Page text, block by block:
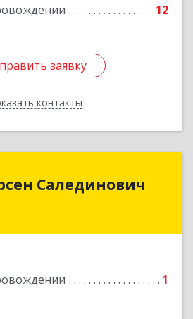
12
заявку
контакты
заявку
Назад
Салединович
1